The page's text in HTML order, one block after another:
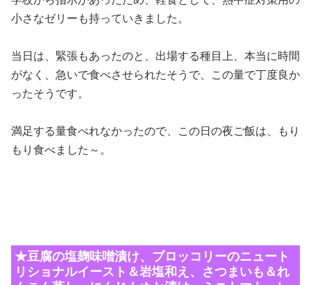
小さなゼリーも持っていきました。
当日は、緊張もあったのと、出場する種目上、本当に時間
がなく、急いで食べさせられたそうで、この量で丁度良か
ったそうです。
満足する量食べれなかったので、この日の夜ご飯は、もり
もり食べました～。
★豆腐の塩麹味噌漬け、ブロッコリーのニュート
リショナルイースト＆岩塩和え、さつまいも＆れ